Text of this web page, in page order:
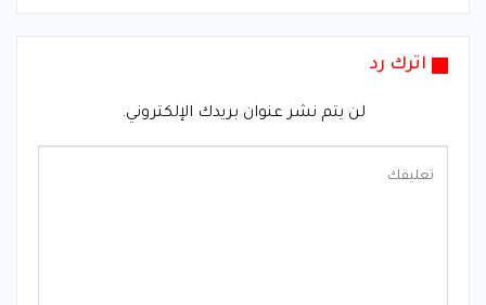
اترك رد
لن يتم نشر عنوان بريدك الإلكتروني.